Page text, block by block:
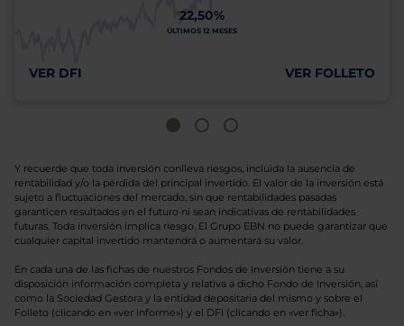
22,50%
ÚLTIMOS 12 MESES
VER DFI VER FOLLETO
Y recuerde que toda inversión conlleva riesgos, incluida la ausencia de
rentabilidad y/o la pérdida del principal invertido. El valor de la inversión está
sujeto a fluctuaciones del mercado, sin que rentabilidades pasadas
garanticen resultados en el futuro ni sean indicativas de rentabilidades
futuras. Toda inversión implica riesgo. El Grupo EBN no puede garantizar que
cualquier capital invertido mantendrá o aumentará su valor.
En cada una de las fichas de nuestros Fondos de Inversión tiene a su
disposición información completa y relativa a dicho Fondo de Inversión, así
como la Sociedad Gestora y la entidad depositaria del mismo y sobre el
Folleto (clicando en «ver informe») y el DFI (clicando en «ver ficha»).